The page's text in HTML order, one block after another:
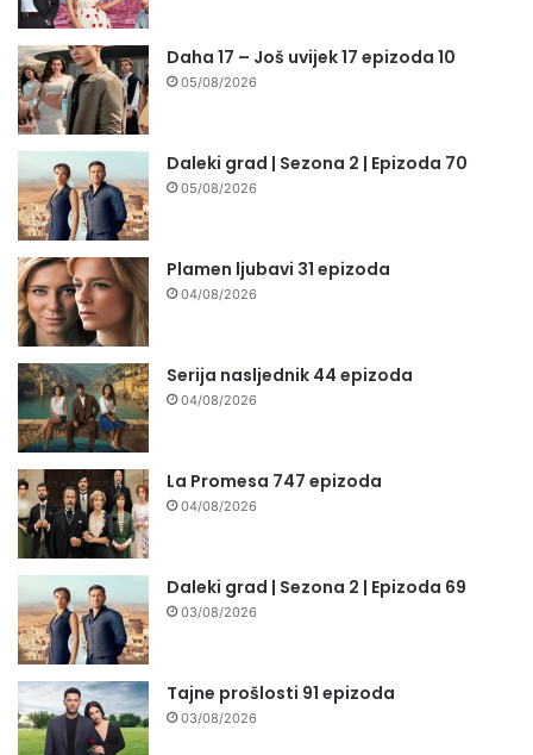
Daha 17 – Još uvijek 17 epizoda 10
05/08/2026
Daleki grad | Sezona 2 | Epizoda 70
05/08/2026
Plamen ljubavi 31 epizoda
04/08/2026
Serija nasljednik 44 epizoda
04/08/2026
La Promesa 747 epizoda
04/08/2026
Daleki grad | Sezona 2 | Epizoda 69
03/08/2026
Tajne prošlosti 91 epizoda
03/08/2026